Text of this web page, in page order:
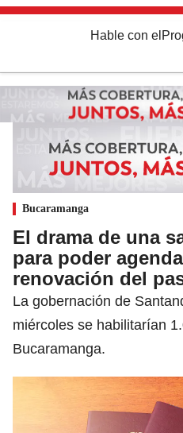
Hable con el
Bucaramanga
El drama de una
para poder
renovación del
La gobernación de
miércoles se habilitarían
Bucaramanga.